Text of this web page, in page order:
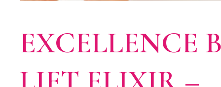
EXCELLENCE